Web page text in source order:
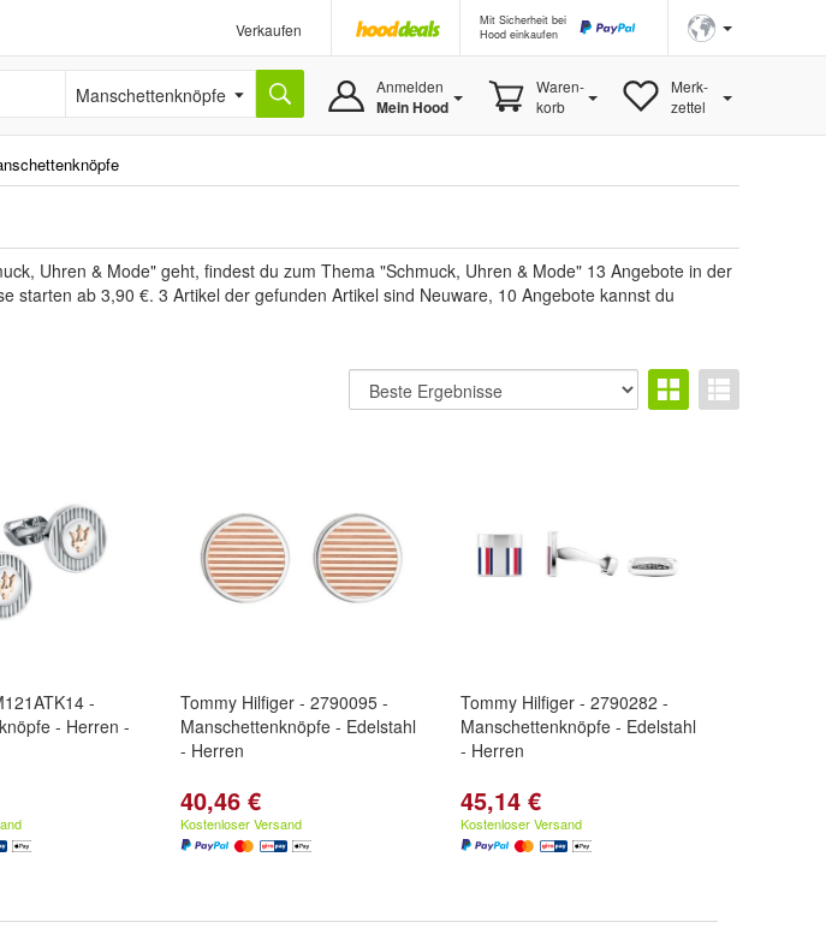
Verkaufen
Mit Sicherheit bei
Hood einkaufen
Manschettenknöpfe Anmelden
Mein Hood
Waren-
korb
Merk-
zettel
Uhren & Mode" geht, findest du zum Thema "Schmuck, Uhren & Mode" 13 Angebote in der
starten ab 3,90 €. 3 Artikel der gefunden Artikel sind Neuware, 10 Angebote kannst du
-
- Herren -
Tommy Hilfiger - 2790095 -
Manschettenknöpfe - Edelstahl
- Herren
40,46 €
Kostenloser Versand
Tommy Hilfiger - 2790282 -
Manschettenknöpfe - Edelstahl
- Herren
45,14 €
Kostenloser Versand